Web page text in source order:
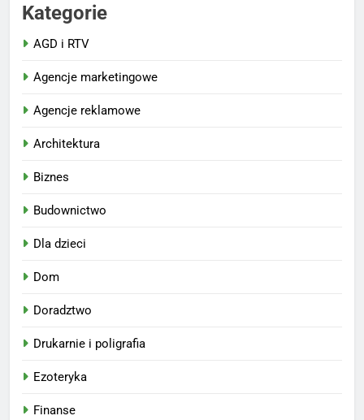
Kategorie
AGD i RTV
Agencje marketingowe
Agencje reklamowe
Architektura
Biznes
Budownictwo
Dla dzieci
Dom
Doradztwo
Drukarnie i poligrafia
Ezoteryka
Finanse